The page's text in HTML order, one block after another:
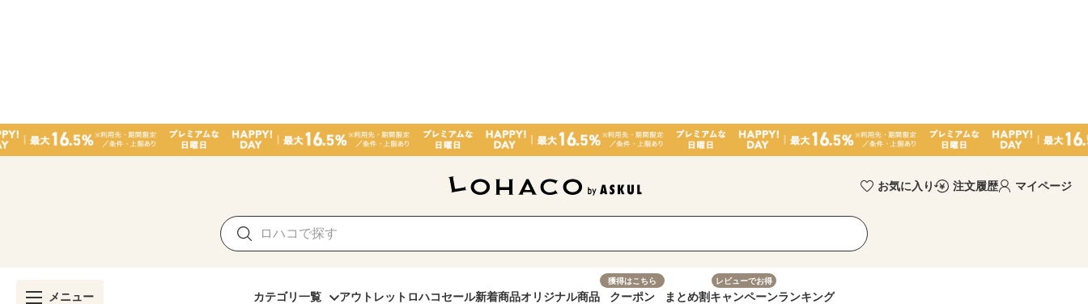
お気に入り 注文履歴 マイページ
メニュー カテゴリ一覧 アウトレット ロハコセール新着商品オリジナル商品
獲得はこちら
クーポン まとめ割
レビューでお得
キャンペーンランキング